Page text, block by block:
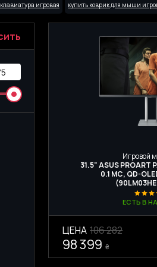
клавиатура игровая купить коврик для мыши
Игровой
31.5" ASUS PROART
0.1 МС, QD-
ЕСТЬ В
ЦЕНА 106 282
98 399 ₴